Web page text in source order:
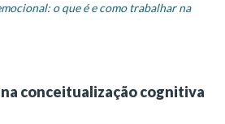
o que é e como trabalhar na
conceitualização cognitiva